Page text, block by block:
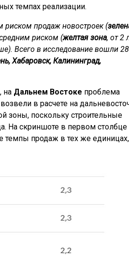
темпах реализации.
риском продаж новостроек (
риском (желтая зона, от 2
Всего в исследование вошли 28
Хабаровск, Калининград,
на Дальнем Востоке проблема
в расчете на
зоны, поскольку строительные
На скриншоте в первом столбце
темпы продаж в тех же